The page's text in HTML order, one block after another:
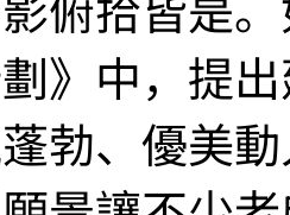
》中，提
勃、優美